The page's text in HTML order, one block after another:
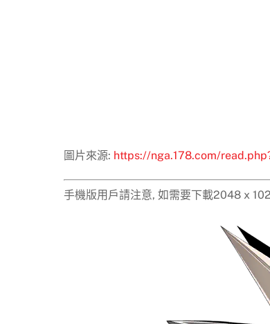
圖片來源: https://nga.178.com/
手機版用戶請注意, 如需要下載2048 x